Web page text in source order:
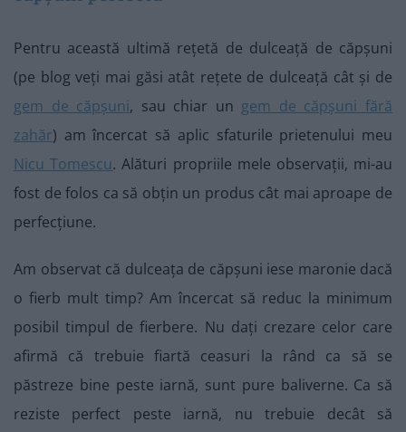
Pentru această ultimă rețetă de dulceață de căpșuni
(pe blog veți mai găsi atât rețete de dulceață cât și de
gem de căpșuni, sau chiar un gem de căpșuni fără
zahăr) am încercat să aplic sfaturile prietenului meu
Nicu Tomescu. Alături propriile mele observații, mi-au
fost de folos ca să obțin un produs cât mai aproape de
perfecțiune.
Am observat că dulceața de căpșuni iese maronie dacă
o fierb mult timp? Am încercat să reduc la minimum
posibil timpul de fierbere. Nu dați crezare celor care
afirmă că trebuie fiartă ceasuri la rând ca să se
păstreze bine peste iarnă, sunt pure baliverne. Ca să
reziste perfect peste iarnă, nu trebuie decât să